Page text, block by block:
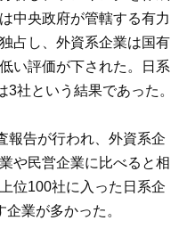
中央政府が管轄する有力
占し、外資系企業は国有
い評価が下された。日系
社という結果であった。
報告が行われ、外資系企
や民営企業に比べると相
位100社に入った日系企
業が多かった。